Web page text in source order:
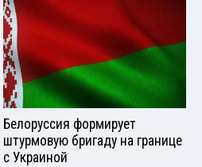
Белоруссия формирует
штурмовую бригаду на границе
с Украиной